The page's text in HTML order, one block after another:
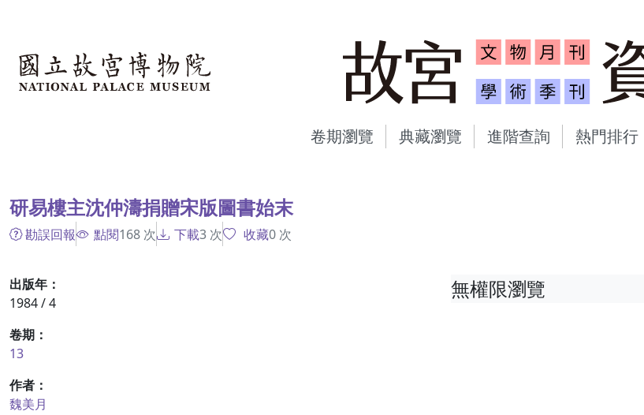
故宮文物月刊、故宮
卷期瀏覽 典藏瀏覽 進階查詢 熱門排行
研易樓主沈仲濤捐贈宋版圖書始末
勘誤回報 點閱168 次 下載3 次 收藏0 次
出版年：
1984 / 4
卷期：
13
作者：
魏美月
無權限瀏覽